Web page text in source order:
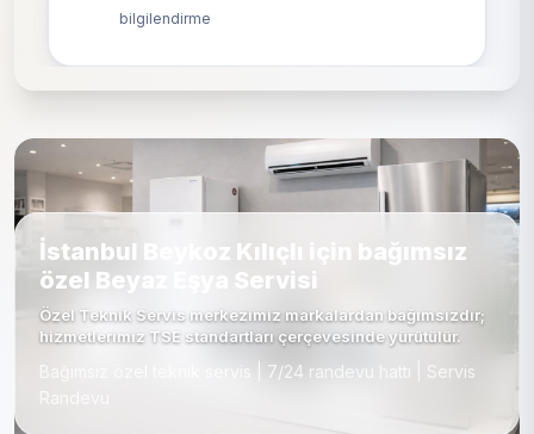
bilgilendirme
İstanbul Beykoz Kılıçlı için bağımsız
özel Beyaz Eşya Servisi
Özel Teknik Servis merkezimiz markalardan bağımsızdır;
hizmetlerimiz TSE standartları çerçevesinde yürütülür.
Bağımsız özel teknik servis | 7/24 randevu hattı | Servis